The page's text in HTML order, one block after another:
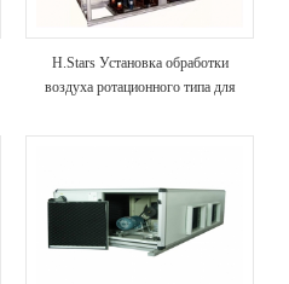
H.Stars Установка обработки
воздуха ротационного типа для